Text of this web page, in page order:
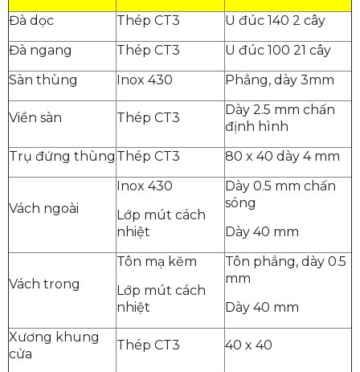
Đà dọc
Thép CT3
U đúc 140 2 cây
Đà ngang
Thép CT3
U đúc 100 21 cây
Sàn thùng
Inox 430 Phẳng, dày 3mm
Viền sàn Thép CT3
Dày 2.5 mm chấn
định hình
Trụ đứng thùng Thép CT3 80 x 40 dày 4 mm
Vách ngoài
Inox 430
Lớp mút cách
nhiệt
Dày 0.5 mm chấn
sóng
Dày 40 mm
Vách trong
Tôn mạ kẽm
Lớp mút cách
nhiệt
Tôn phẳng, dày 0.5
mm
Dày 40 mm
Xương khung
cửa
Thép CT3 40 x 40